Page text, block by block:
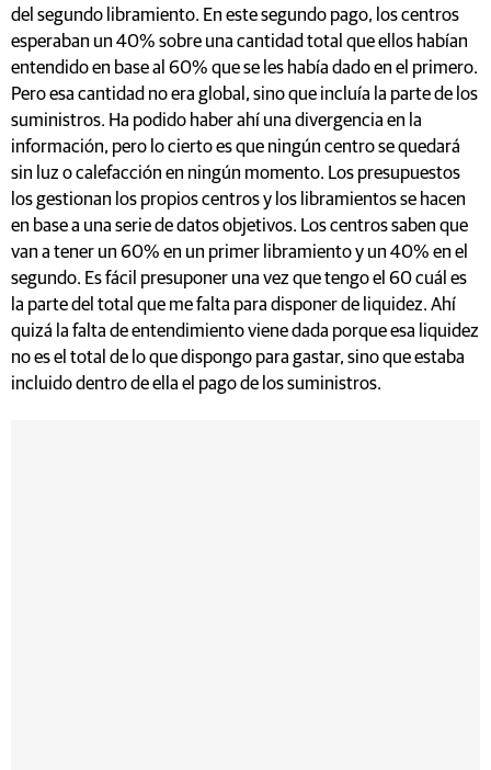
del segundo libramiento. En este segundo pago, los centros
esperaban un 40% sobre una cantidad total que ellos habían
entendido en base al 60% que se les había dado en el primero.
Pero esa cantidad no era global, sino que incluía la parte de los
suministros. Ha podido haber ahí una divergencia en la
información, pero lo cierto es que ningún centro se quedará
sin luz o calefacción en ningún momento. Los presupuestos
los gestionan los propios centros y los libramientos se hacen
en base a una serie de datos objetivos. Los centros saben que
van a tener un 60% en un primer libramiento y un 40% en el
segundo. Es fácil presuponer una vez que tengo el 60 cuál es
la parte del total que me falta para disponer de liquidez. Ahí
quizá la falta de entendimiento viene dada porque esa liquidez
no es el total de lo que dispongo para gastar, sino que estaba
incluido dentro de ella el pago de los suministros.